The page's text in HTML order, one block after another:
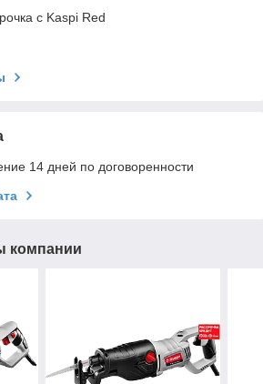
с Kaspi Red
14 дней по договоренности
компании